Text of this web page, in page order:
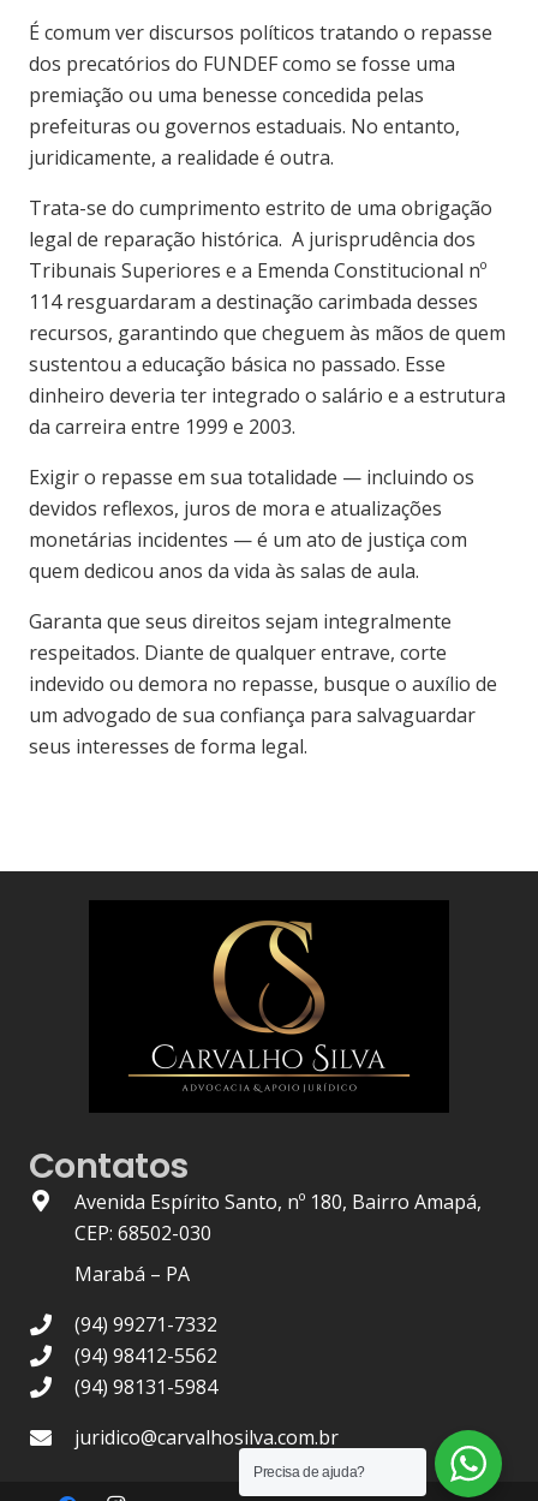
É comum ver discursos políticos tratando o repasse
dos precatórios do FUNDEF como se fosse uma
premiação ou uma benesse concedida pelas
prefeituras ou governos estaduais. No entanto,
juridicamente, a realidade é outra.
Trata-se do cumprimento estrito de uma obrigação
legal de reparação histórica. A jurisprudência dos
Tribunais Superiores e a Emenda Constitucional nº
114 resguardaram a destinação carimbada desses
recursos, garantindo que cheguem às mãos de quem
sustentou a educação básica no passado. Esse
dinheiro deveria ter integrado o salário e a estrutura
da carreira entre 1999 e 2003.
Exigir o repasse em sua totalidade — incluindo os
devidos reflexos, juros de mora e atualizações
monetárias incidentes — é um ato de justiça com
quem dedicou anos da vida às salas de aula.
Garanta que seus direitos sejam integralmente
respeitados. Diante de qualquer entrave, corte
indevido ou demora no repasse, busque o auxílio de
um advogado de sua confiança para salvaguardar
seus interesses de forma legal.
Contatos
Avenida Espírito Santo, nº 180, Bairro Amapá,
CEP: 68502-030
Marabá – PA
(94) 99271-7332
(94) 98412-5562
(94) 98131-5984
juridico@carvalhosilva.com.br
Precisa de ajuda?